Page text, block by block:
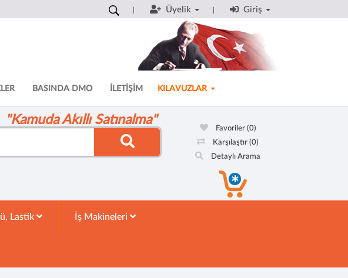
Üyelik Giriş
BASINDA DMO İLETİŞİM KILAVUZLAR
"Kamuda Akıllı Satınalma"
Favoriler (0)
Karşılaştır (0)
Detaylı Arama
Lastik İş Makineleri